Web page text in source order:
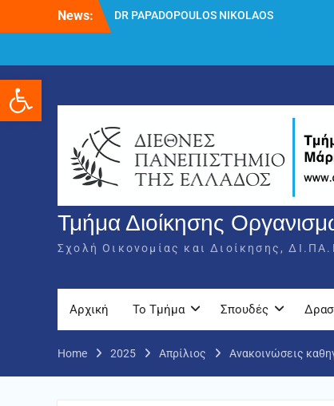
Ανοίξτε τη γραμμή
News:
DR PAPADOPOULOS NIKOLAOS
δικαιολογητικών και ενστάσεων για τη
Τμήμα Διοίκησης
Σχολή Οικονομίας και Διοίκησης,
Αρχική Το Τμήμα Σπουδές
Home 2025 Απρίλιος Ανακοινώσεις